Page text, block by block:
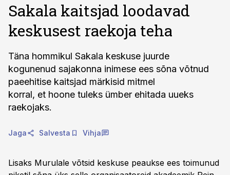
Sakala kaitsjad loodavad
keskusest raekoja teha
Täna hommikul Sakala keskuse juurde
kogunenud sajakonna inimese ees sõna võtnud
paeehitise kaitsjad märkisid mitmel
korral, et hoone tuleks ümber ehitada uueks
raekojaks.
Jaga Salvesta Vihja
Lisaks Murulale võtsid keskuse peaukse ees toimunud